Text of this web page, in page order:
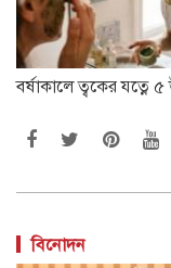
বর্ষাকালে ত্বকের যত্নে
বিনোদন